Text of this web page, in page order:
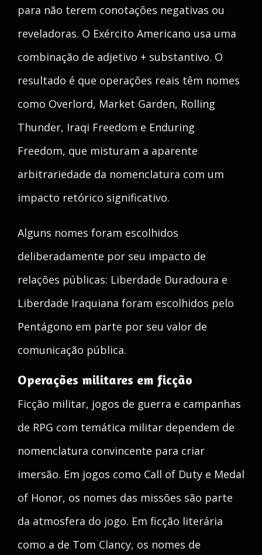
para não terem conotações negativas ou
reveladoras. O Exército Americano usa uma
combinação de adjetivo + substantivo. O
resultado é que operações reais têm nomes
como Overlord, Market Garden, Rolling
Thunder, Iraqi Freedom e Enduring
Freedom, que misturam a aparente
arbitrariedade da nomenclatura com um
impacto retórico significativo.
Alguns nomes foram escolhidos
deliberadamente por seu impacto de
relações públicas: Liberdade Duradoura e
Liberdade Iraquiana foram escolhidos pelo
Pentágono em parte por seu valor de
comunicação pública.
Operações militares em ficção
Ficção militar, jogos de guerra e campanhas
de RPG com temática militar dependem de
nomenclatura convincente para criar
imersão. Em jogos como Call of Duty e Medal
of Honor, os nomes das missões são parte
da atmosfera do jogo. Em ficção literária
como a de Tom Clancy, os nomes de